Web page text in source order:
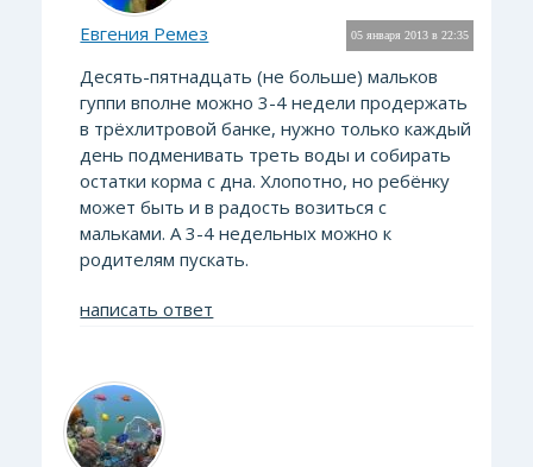
05 января 2013 в 22:35
Евгения Ремез
Десять-пятнадцать (не больше) мальков
гуппи вполне можно 3-4 недели продержать
в трёхлитровой банке, нужно только каждый
день подменивать треть воды и собирать
остатки корма с дна. Хлопотно, но ребёнку
может быть и в радость возиться с
мальками. А 3-4 недельных можно к
родителям пускать.
написать ответ